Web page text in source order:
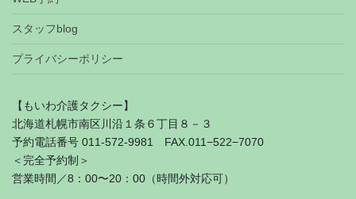
スタッフblog
プライバシーポリシー
【もいわ介護タクシー】
北海道札幌市南区川沿１条６丁目８－３
予約電話番号 011-572-9981 FAX.011−522−7070
＜完全予約制＞
営業時間／8：00〜20：00（時間外対応可）